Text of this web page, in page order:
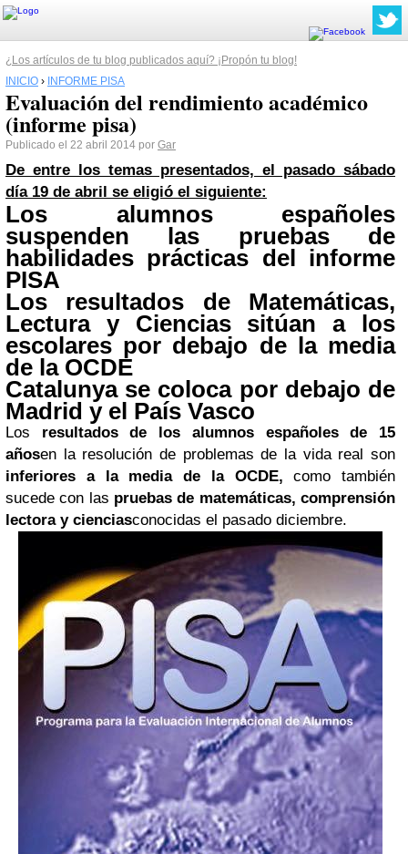
¿Los artículos de tu blog publicados aquí? ¡Propón tu blog!
INICIO › INFORME PISA
Evaluación del rendimiento académico
(informe pisa)
Publicado el 22 abril 2014 por Gar
De entre los temas presentados, el pasado sábado
día 19 de abril se eligió el siguiente:
Los alumnos españoles
suspenden las pruebas de
habilidades prácticas del informe
PISA
Los resultados de Matemáticas,
Lectura y Ciencias sitúan a los
escolares por debajo de la media
de la OCDE
Catalunyase coloca por debajo de
Madrid y el País Vasco
Los resultados de los alumnos españoles de 15
añosen la resolución de problemas de la vida real son
inferiores a la media de la OCDE, como también
sucede con las pruebasde matemáticas, comprensión
lectora y cienciasconocidas el pasado diciembre.